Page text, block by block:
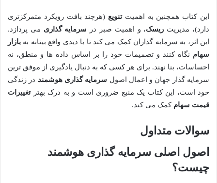
این کتاب همچنین به اهمیتتنویع (هرچند بافت رویکرد متمرکزتری
دارد)، مدیریت ریسک، و اهمیت صبر در سرمایه گذاری می پردازد.
این اثر، به سرمایه گذاران کمک می کند تا با دیدی واقع بینانه به بازار
سهام نگاه کنند و تصمیمات خود را بر اساس داده ها و منطق، نه
احساسات، بنا نهند. برای هر کسی که به دنبال یادگیری از موفق ترین
سرمایه گذار جهان و اعمال اصول سرمایه گذاری هوشمند در زندگی
خود است، این کتاب یک منبع ضروری است و به درک بهترتغییرات
قیمت سهام کمک می کند.
سوالات متداول
اصول اصلی سرمایه گذاری هوشمند
چیست؟